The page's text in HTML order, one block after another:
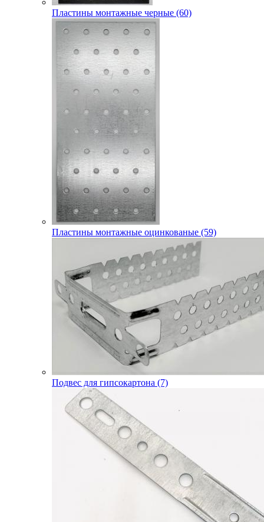
Пластины монтажные черные (60)
Пластины монтажные оцинкованые (59)
Подвес для гипсокартона (7)